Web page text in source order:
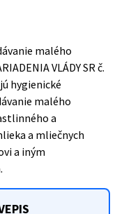
malého
VLÁDY SR č.
hygienické
malého
a
a mliečnych
a iným